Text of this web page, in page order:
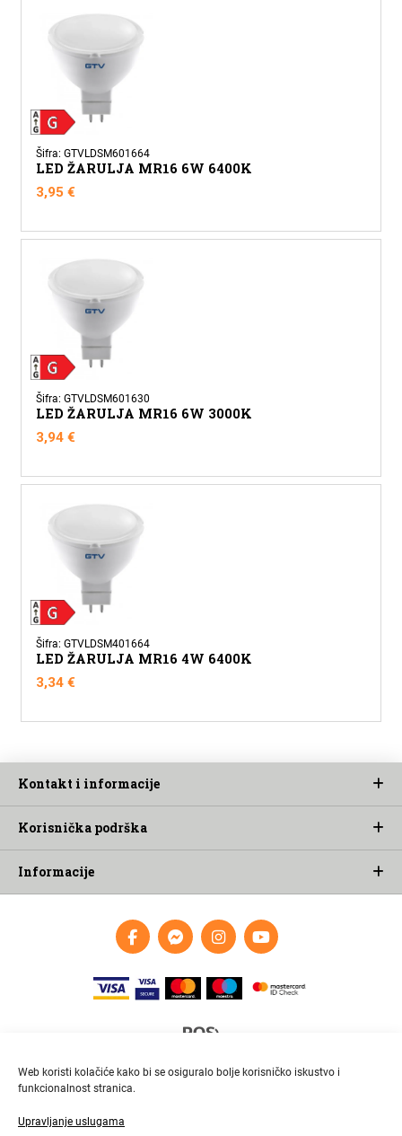
Web koristi kolačiće kako bi se osiguralo bolje korisničko iskustvo i
funkcionalnost stranica.
Upravljanje uslugama
Šifra: GTVLDSM601664
LED ŽARULJA MR16 6W 6400K
3,95€
Šifra: GTVLDSM601630
LED ŽARULJA MR16 6W 3000K
3,94€
Šifra: GTVLDSM401664
LED ŽARULJA MR16 4W 6400K
3,34€
Kontakt i informacije
Korisnička podrška
Informacije
Brza i pouzdana dostava